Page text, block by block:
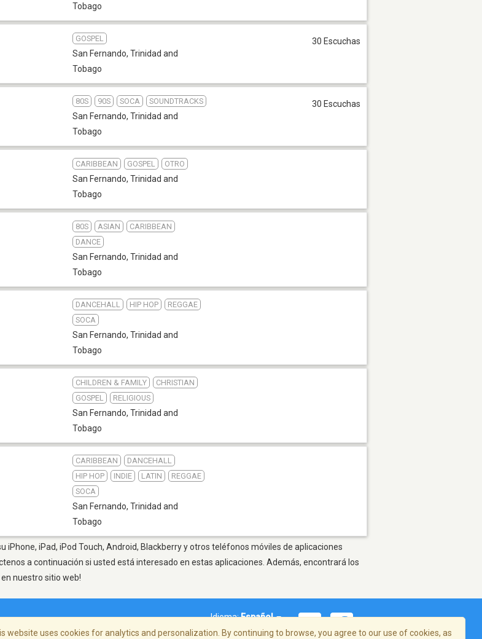
Tobago
GOSPEL
San Fernando, Trinidad and
Tobago
30 Escuchas
80S 90S SOCA SOUNDTRACKS
San Fernando, Trinidad and
Tobago
30 Escuchas
CARIBBEAN GOSPEL OTRO
San Fernando, Trinidad and
Tobago
80S ASIAN
CARIBBEAN
DANCE
San Fernando, Trinidad and
Tobago
DANCEHALL HIP HOP
REGGAE
SOCA
San Fernando, Trinidad and
Tobago
CHILDREN & FAMILY
CHRISTIAN
GOSPEL
RELIGIOUS
San Fernando, Trinidad and
Tobago
CARIBBEAN
DANCEHALL
HIP HOP
INDIE LATIN
REGGAE
SOCA
San Fernando, Trinidad and
Tobago
iPhone, iPad, iPod Touch, Android, Blackberry y otros teléfonos móviles de aplicaciones
a continuación si usted está interesado en estas aplicaciones. Además, encontrará los
nuestro sitio web!
Idioma:Español
website uses cookies for analytics and personalization. By continuing to browse, you agree to our use of cookies, as